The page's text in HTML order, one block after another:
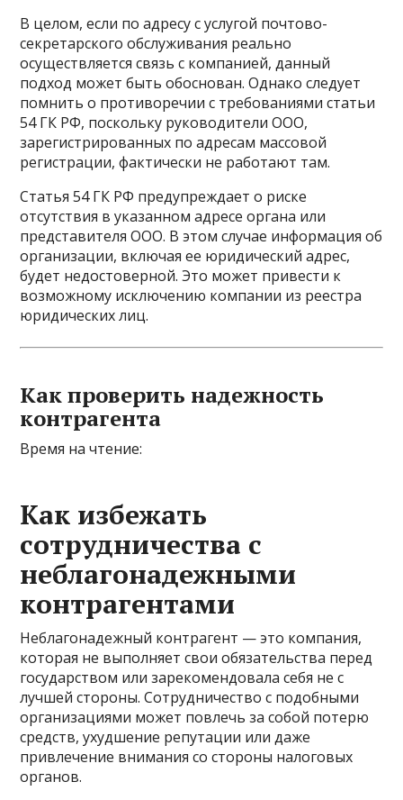
В целом, если по адресу с услугой почтово-
секретарского обслуживания реально
осуществляется связь с компанией, данный
подход может быть обоснован. Однако следует
помнить о противоречии с требованиями статьи
54 ГК РФ, поскольку руководители ООО,
зарегистрированных по адресам массовой
регистрации, фактически не работают там.
Статья 54 ГК РФ предупреждает о риске
отсутствия в указанном адресе органа или
представителя ООО. В этом случае информация об
организации, включая ее юридический адрес,
будет недостоверной. Это может привести к
возможному исключению компании из реестра
юридических лиц.
Как проверить надежность
контрагента
Время на чтение:
Как избежать
сотрудничества с
неблагонадежными
контрагентами
Неблагонадежный контрагент — это компания,
которая не выполняет свои обязательства перед
государством или зарекомендовала себя не с
лучшей стороны. Сотрудничество с подобными
организациями может повлечь за собой потерю
средств, ухудшение репутации или даже
привлечение внимания со стороны налоговых
органов.